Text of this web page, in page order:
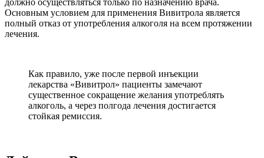
Основным условием для применения Вивитрола является
полный отказ от употребления алкоголя на всем протяжении
лечения.
Как правило, уже после первой инъекции
лекарства «Вивитрол» пациенты замечают
существенное сокращение желания употреблять
алкоголь, а через полгода лечения достигается
стойкая ремиссия.